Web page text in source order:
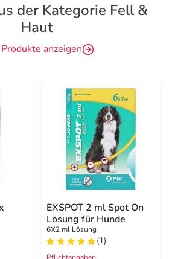
der Kategorie Fell &
Haut
anzeigen
EXSPOT 2 ml Spot On
Lösung für Hunde
6X2 ml Lösung
(1)
Pflichtangaben